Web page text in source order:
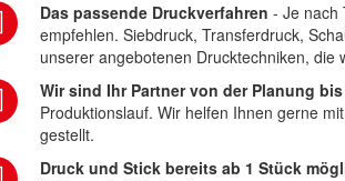
Das passende Druckverfahren - Je nach
empfehlen. Siebdruck, Transferdruck,
unserer angebotenen Drucktechniken,
Wir sind Ihr Partner von der Planung
Produktionslauf. Wir helfen Ihnen gerne
gestellt.
Druck und Stick bereits ab 1 Stück